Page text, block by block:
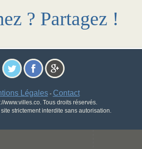
? Partagez !
Légales- Contact
www.villes.co. Tous droits réservés.
strictement interdite sans autorisation.